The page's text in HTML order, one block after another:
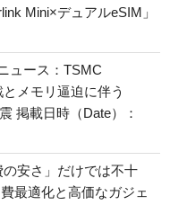
Mini×デュアルeSIM」
ュース：TSMC
メモリ逼迫に伴う
掲載日時（Date）：
の安さ」だけでは不十
最適化と高価なガジェ